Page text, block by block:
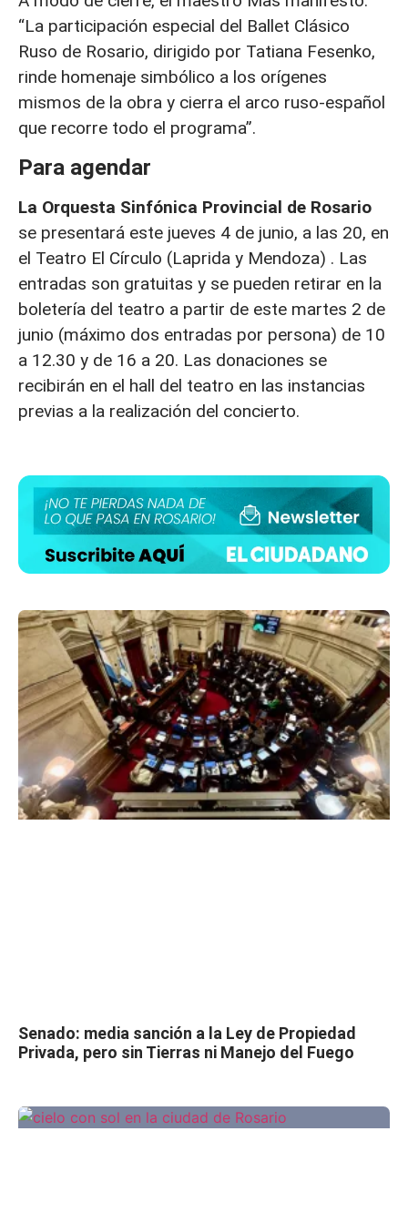
“La participación especial del Ballet Clásico
Ruso de Rosario, dirigido por Tatiana Fesenko,
rinde homenaje simbólico a los orígenes
mismos de la obra y cierra el arco ruso-español
que recorre todo el programa”.
Para agendar
La Orquesta Sinfónica Provincial de Rosario
se presentará este jueves 4 de junio, a las 20, en
el Teatro El Círculo (Laprida y Mendoza) . Las
entradas son gratuitas y se pueden retirar en la
boletería del teatro a partir de este martes 2 de
junio (máximo dos entradas por persona) de 10
a 12.30 y de 16 a 20. Las donaciones se
recibirán en el hall del teatro en las instancias
previas a la realización del concierto.
Senado: media sanción a la Ley de Propiedad
Privada, pero sin Tierras ni Manejo del Fuego